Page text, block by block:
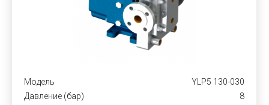
Модель
YLP5 130-030
Давление (бар)
8